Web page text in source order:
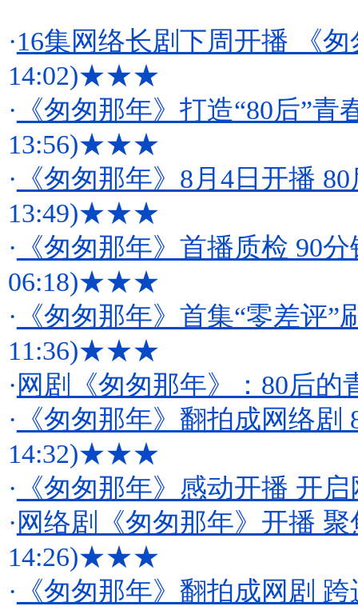
·16集网络长剧下周开播 《
14:02)★★★
· 《匆匆那年》打造“80后”
13:56)★★★
· 《匆匆那年》8月4日开播
13:49)★★★
· 《匆匆那年》首播质检 90
06:18)★★★
· 《匆匆那年》首集“零差评
11:36)★★★
· 网剧《匆匆那年》：80后
· 《匆匆那年》翻拍成网络剧
14:32)★★★
· 《匆匆那年》感动开播 开
· 网络剧《匆匆那年》开播
14:26)★★★
· 《匆匆那年》翻拍成网剧